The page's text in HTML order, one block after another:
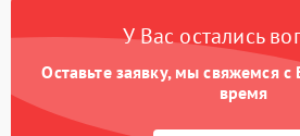
У Вас остались
Оставьте заявку, мы свяжемся
время